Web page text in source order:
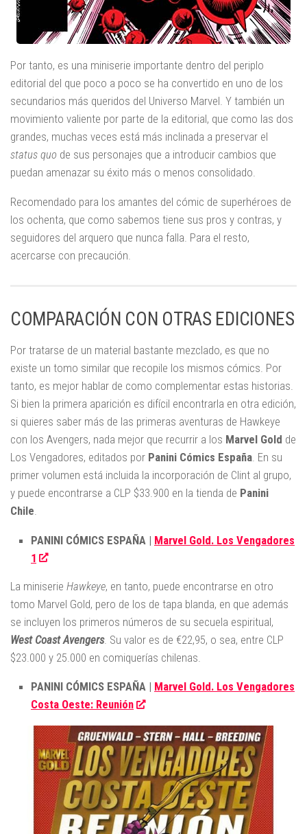
Por tanto, es una miniserie importante dentro del periplo
editorial del que poco a poco se ha convertido en uno de los
secundarios más queridos del Universo Marvel. Y también un
movimiento valiente por parte de la editorial, que como las dos
grandes, muchas veces está más inclinada a preservar el
status quo de sus personajes que a introducir cambios que
puedan amenazar su éxito más o menos consolidado.
Recomendado para los amantes del cómic de superhéroes de
los ochenta, que como sabemos tiene sus pros y contras, y
seguidores del arquero que nunca falla. Para el resto,
acercarse con precaución.
COMPARACIÓN CON OTRAS EDICIONES
Por tratarse de un material bastante mezclado, es que no
existe un tomo similar que recopile los mismos cómics. Por
tanto, es mejor hablar de como complementar estas historias.
Si bien la primera aparición es difícil encontrarla en otra edición,
si quieres saber más de las primeras aventuras de Hawkeye
con los Avengers, nada mejor que recurrir a los Marvel Gold de
Los Vengadores, editados por Panini Cómics España. En su
primer volumen está incluida la incorporación de Clint al grupo,
y puede encontrarse a CLP $33.900 en la tienda de Panini
Chile.
PANINI CÓMICS ESPAÑA | Marvel Gold. Los Vengadores
1
La miniserie Hawkeye, en tanto, puede encontrarse en otro
tomo Marvel Gold, pero de los de tapa blanda, en que además
se incluyen los primeros números de su secuela espiritual,
West Coast Avengers. Su valor es de €22,95, o sea, entre CLP
$23.000 y 25.000 en comiquerías chilenas.
PANINI CÓMICS ESPAÑA | Marvel Gold. Los Vengadores
Costa Oeste: Reunión